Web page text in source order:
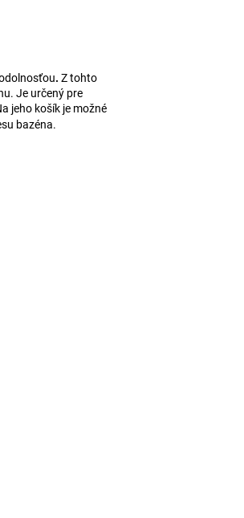
. Z tohto
Je určený pre
jeho košík je možné
bazéna.